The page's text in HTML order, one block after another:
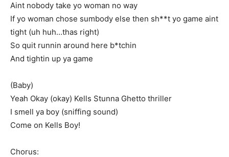
Aint nobody take yo woman no way
If yo woman chose sumbody else then sh**t yo game aint
tight (uh huh…thas right)
So quit runnin around here b*tchin
And tightin up ya game
(Baby)
Yeah Okay (okay) Kells Stunna Ghetto thriller
I smell ya boy (sniffing sound)
Come on Kells Boy!
Chorus: